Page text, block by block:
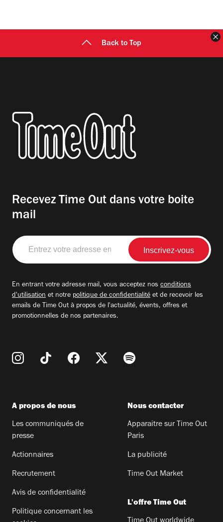
Back to Top
Recevez Time Out dans votre boite
mail
Entrez
votre
adresse
En entrant votre adresse mail, vous acceptez nos conditions
d'utilisation et notre politique de confidentialité et de recevoir les
emails de Time Out à propos de l'actualité, évents, offres et
promotionnelles de nos partenaires.
A propos de nous
Les communiqués de
presse
Actionnaires
Recrutement
Avis de confidentialité
Politique concernant les
Nous contacter
Apparaitre sur Time Out
Paris
La publicité
Time Out Market
L'offre Time Out